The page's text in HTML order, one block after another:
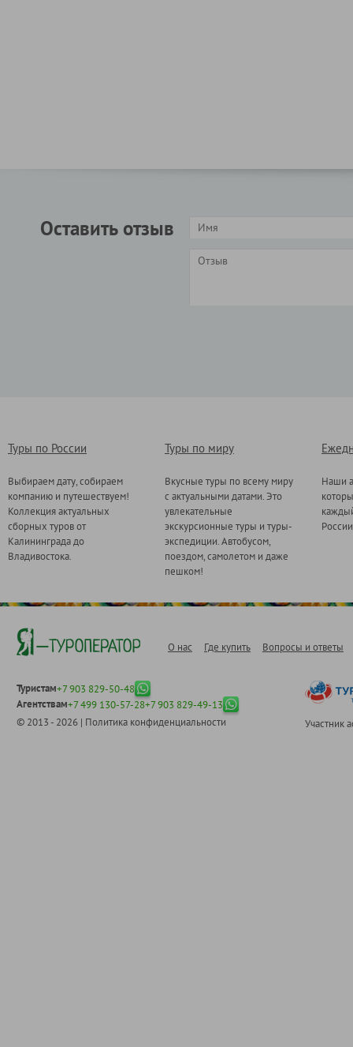
Оставить отзыв
Туры по России
Выбираем дату, собираем
компанию и путешествуем!
Коллекция актуальных
сборных туров от
Калининграда до
Владивостока.
Туры по миру
Вкусные туры по всему миру
с актуальными датами. Это
увлекательные
экскурсионные туры и туры-
экспедиции. Автобусом,
поездом, самолетом и даже
пешком!
Наши
О нас Где купить Вопросы и ответы
Туристам+7 903 829-50-48
Агентствам+7 499 130-57-28+7 903 829-49-13
© 2013 - 2026 | Политика конфиденциальности Участник